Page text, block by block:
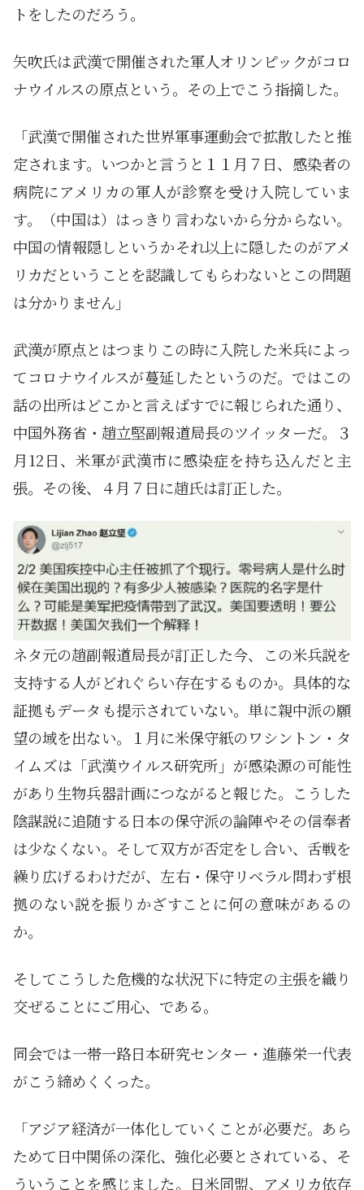
トをしたのだろう。
矢吹氏は武漢で開催された軍人オリンピックがコロ
ナウイルスの原点という。その上でこう指摘した。
「武漢で開催された世界軍事運動会で拡散したと推
定されます。いつかと言うと１１月７日、感染者の
病院にアメリカの軍人が診察を受け入院していま
す。（中国は）はっきり言わないから分からない。
中国の情報隠しというかそれ以上に隠したのがアメ
リカだということを認識してもらわないとこの問題
は分かりません」
武漢が原点とはつまりこの時に入院した米兵によっ
てコロナウイルスが蔓延したというのだ。ではこの
話の出所はどこかと言えばすでに報じられた通り、
中国外務省・趙立堅副報道局長のツイッターだ。３
月12日、米軍が武漢市に感染症を持ち込んだと主
張。その後、４月７日に趙氏は訂正した。
ネタ元の趙副報道局長が訂正した今、この米兵説を
支持する人がどれぐらい存在するものか。具体的な
証拠もデータも提示されていない。単に親中派の願
望の域を出ない。１月に米保守紙のワシントン・タ
イムズは「武漢ウイルス研究所」が感染源の可能性
があり生物兵器計画につながると報じた。こうした
陰謀説に追随する日本の保守派の論陣やその信奉者
は少なくない。そして双方が否定をし合い、舌戦を
繰り広げるわけだが、左右・保守リベラル問わず根
拠のない説を振りかざすことに何の意味があるの
か。
そしてこうした危機的な状況下に特定の主張を織り
交ぜることにご用心、である。
同会では一帯一路日本研究センター・進藤栄一代表
がこう締めくくった。
「アジア経済が一体化していくことが必要だ。あら
ためて日中関係の深化、強化必要とされている、そ
ういうことを感じました。日米同盟、アメリカ依存